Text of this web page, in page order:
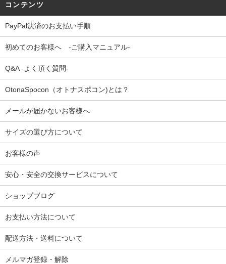
コンテンツ
PayPal決済のお支払い手順
初めてのお客様へ -ご購入マニュアル-
Q&A -よく頂く質問-
OtonaSpocon（オトナスポコン)とは？
メールが届かないお客様へ
サイズの選び方について
お客様の声
安心・安全の交換サービスについて
ショップブログ
お支払い方法について
配送方法・送料について
メルマガ登録・解除